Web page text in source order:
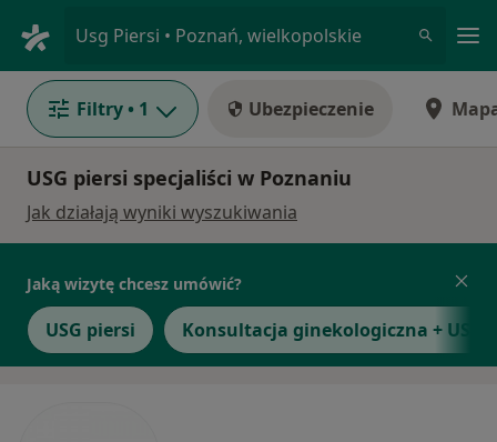
Usg Piersi • Poznań, wielkopolskie
Filtry • 1 Ubezpieczenie
USG piersi specjaliści w Poznaniu
Jak działają wyniki wyszukiwania
Jaką wizytę chcesz umówić?
USG piersi Konsultacja ginekologiczna + USG